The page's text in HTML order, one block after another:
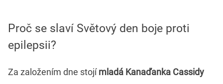
Proč se slaví Světový den boje proti
epilepsii?
Za založením dne stojímladá Kanaďanka Cassidy